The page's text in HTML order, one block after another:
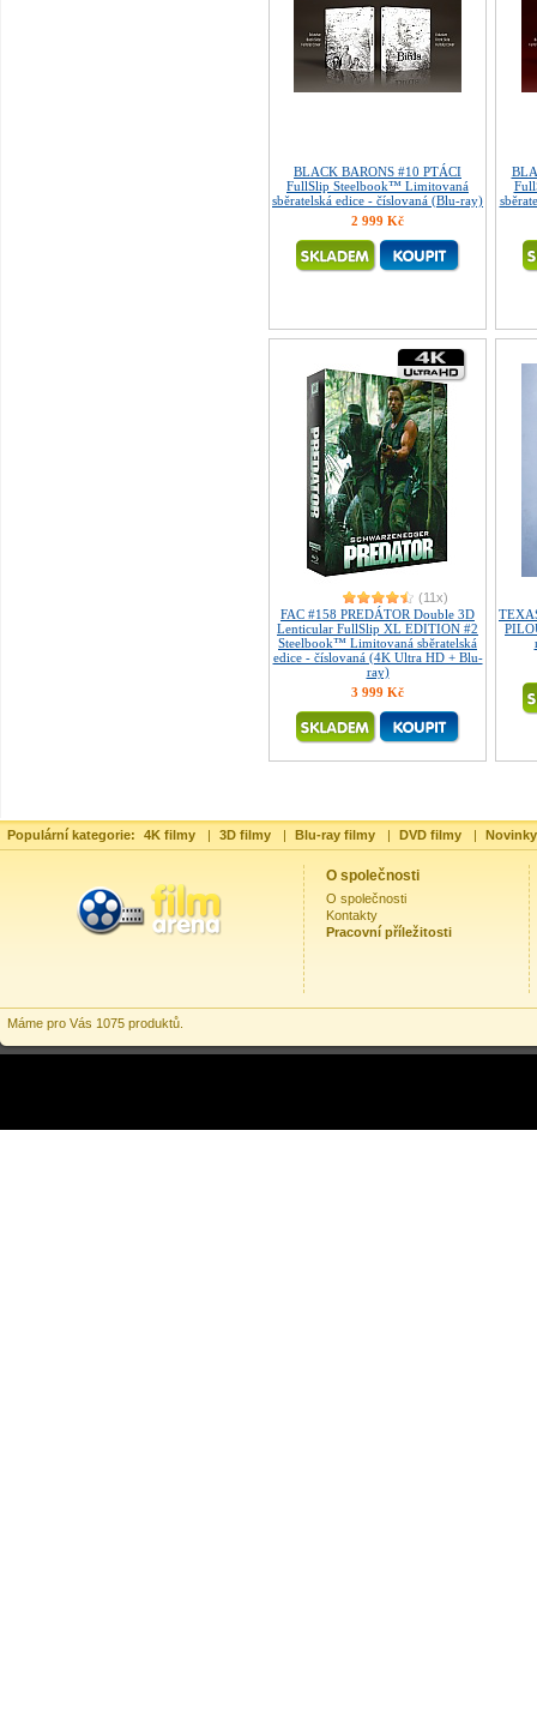
BLACK BARONS #10 PTÁCI
FullSlip Steelbook™ Limitovaná
sběratelská edice - číslovaná (Blu-ray)
2 999 Kč
(11x)
FAC #158 PREDÁTOR Double 3D
Lenticular FullSlip XL EDITION #2
Steelbook™ Limitovaná sběratelská
edice - číslovaná (4K Ultra HD + Blu-
ray)
3 999 Kč
Populární kategorie: 4K filmy | 3D filmy | Blu-ray filmy | DVD filmy |
O společnosti
O společnosti
Kontakty
Pracovní příležitosti
Máme pro Vás 1075 produktů.